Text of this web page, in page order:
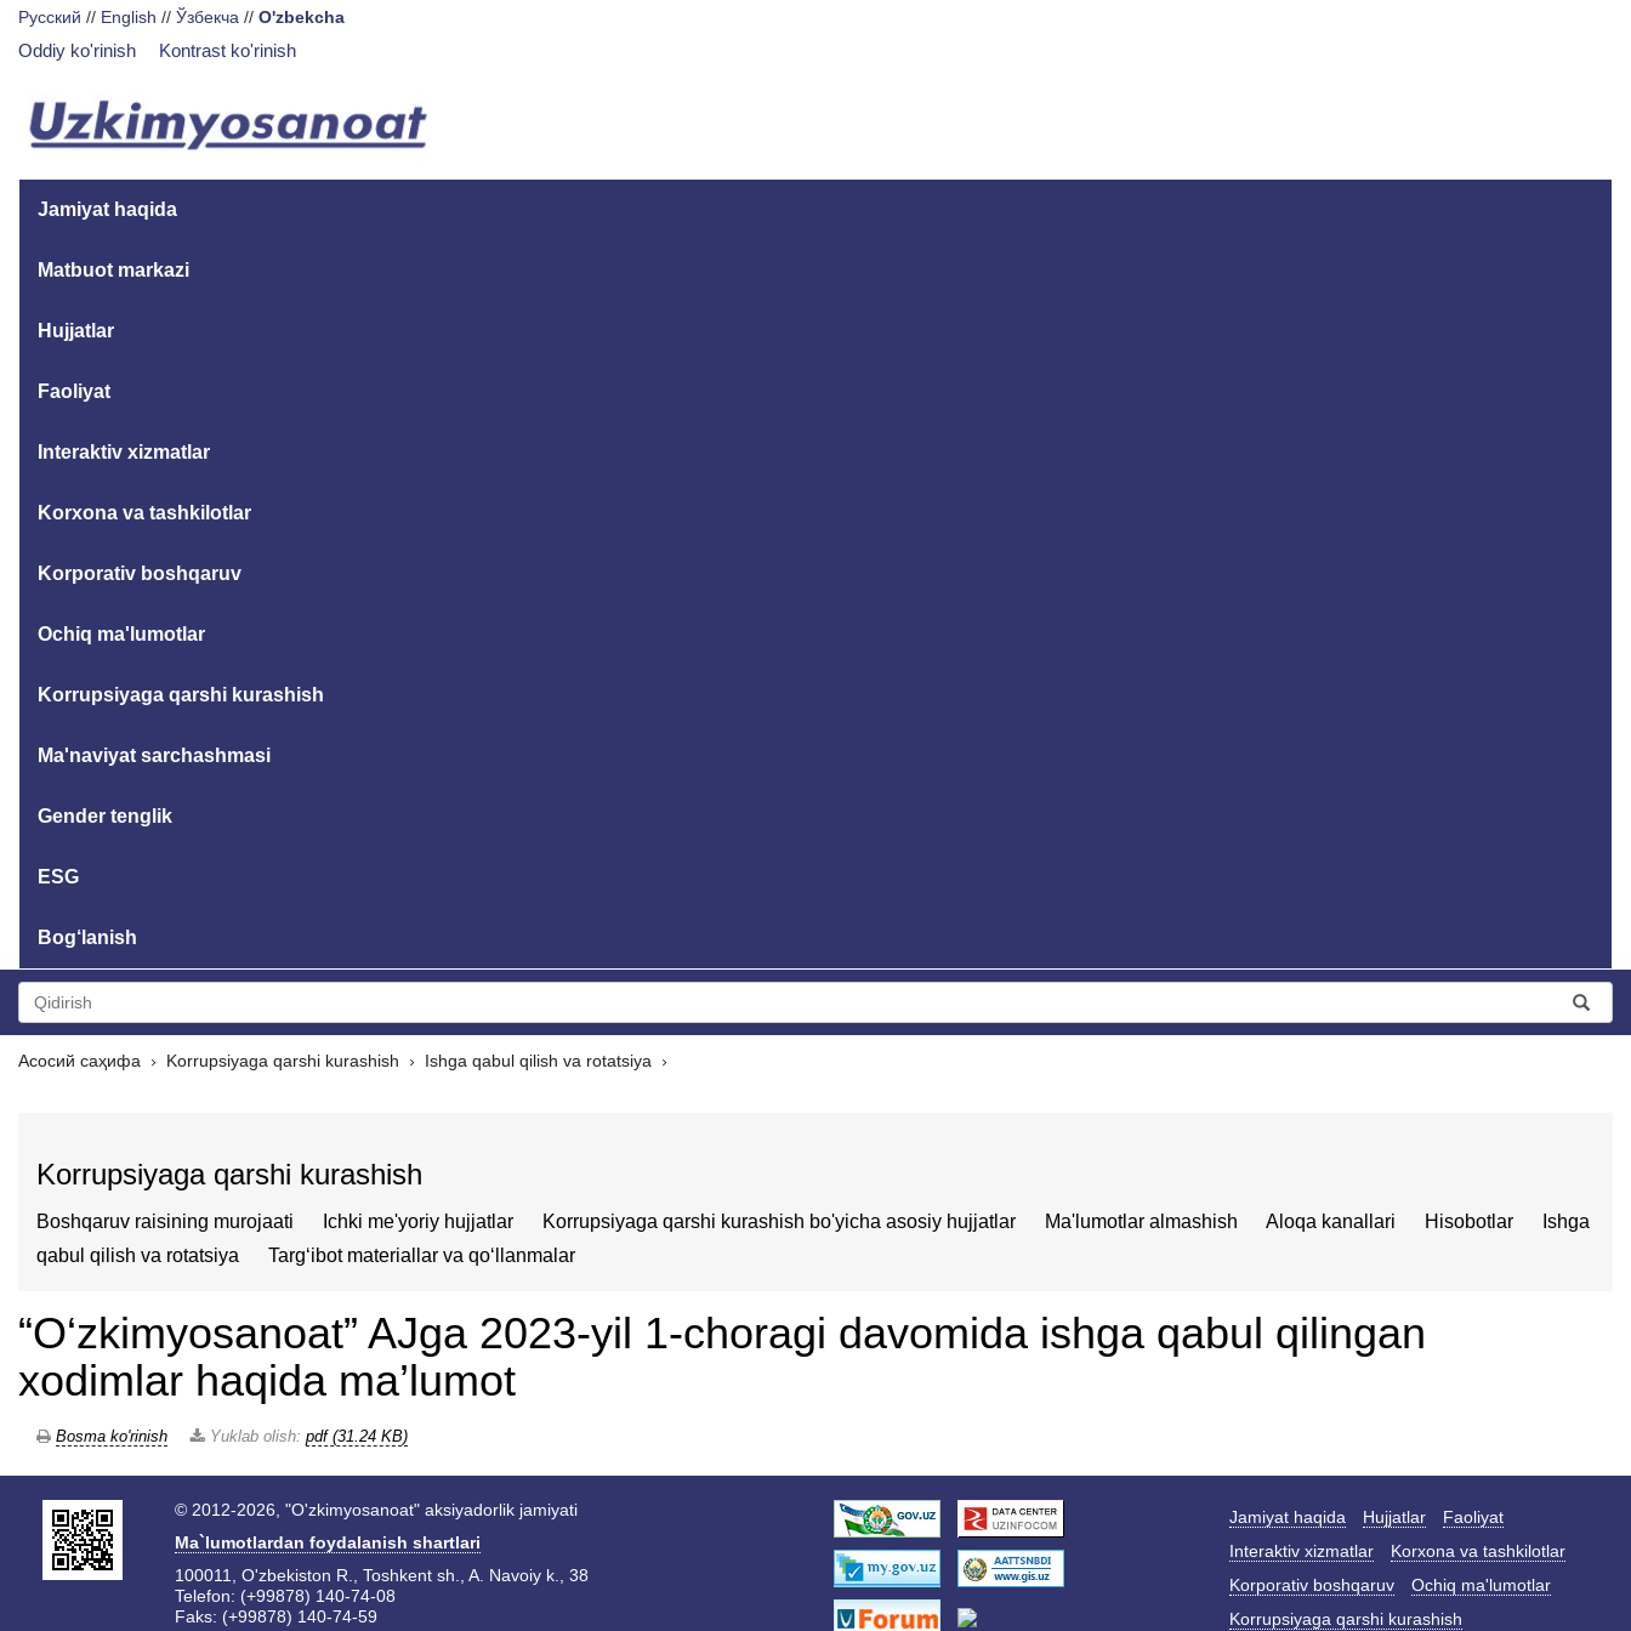
Русский // English // Ўзбекча // O'zbekcha
Oddiy ko'rinish Kontrast ko'rinish
Jamiyat haqida
Matbuot markazi
Hujjatlar
Faoliyat
Interaktiv xizmatlar
Korxona va tashkilotlar
Korporativ boshqaruv
Ochiq ma'lumotlar
Korrupsiyaga qarshi kurashish
Ma'naviyat sarchashmasi
Gender tenglik
ESG
Bog‘lanish
Асосий саҳифа Korrupsiyaga qarshi kurashish Ishga qabul qilish va rotatsiya
Korrupsiyaga qarshi kurashish
Boshqaruv raisining murojaati Ichki me'yoriy hujjatlar Korrupsiyaga qarshi kurashish bo'yicha asosiy hujjatlar Ma'lumotlar almashish Aloqa kanallari Hisobotlar
Ishga
qabul qilish va rotatsiya
Targʻibot materiallar va qoʻllanmalar
“O‘zkimyosanoat” AJga 2023-yil 1-choragi davomida ishga qabul qilingan
xodimlar haqida ma’lumot
Bosma ko'rinish Yuklab olish: pdf (31.24 KB)
© 2012-2026, "O'zkimyosanoat" aksiyadorlik jamiyati
Ma`lumotlardan foydalanish shartlari
100011, O'zbekiston R., Toshkent sh., A. Navoiy k., 38
Telefon: (+99878) 140-74-08
Faks: (+99878) 140-74-59
Jamiyat haqida Hujjatlar
Faoliyat
Interaktiv xizmatlar
Korxona va tashkilotlar
Korporativ boshqaruv
Ochiq ma'lumotlar
Korrupsiyaga qarshi kurashish